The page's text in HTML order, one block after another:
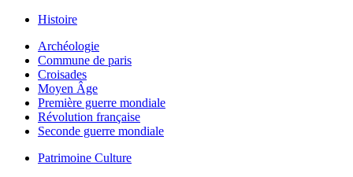
Histoire
Archéologie
Commune de paris
Croisades
Moyen Âge
Première guerre mondiale
Révolution française
Seconde guerre mondiale
Patrimoine Culture